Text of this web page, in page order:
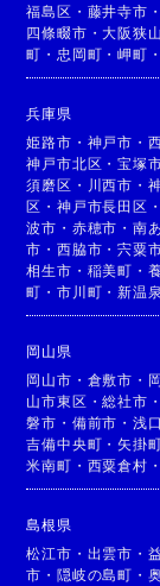
福島区 ・ 藤井寺市 ・
四條畷市 ・大阪狭
町 ・ 忠岡町 ・岬町 ・
兵庫県
姫路市 ・ 神戸市 ・
神戸市北区 ・宝塚
須磨区 ・ 川西市 ・
区 ・神戸市長田区 ・
波市 ・ 赤穂市 ・南
市 ・西脇市 ・宍粟
相生市 ・ 稲美町 ・
町 ・市川町 ・新温
岡山県
岡山市 ・ 倉敷市 ・
山市東区 ・総社市 ・
磐市 ・ 備前市 ・浅
吉備中央町 ・矢掛
米南町 ・ 西粟倉村 ・
島根県
松江市 ・ 出雲市 ・
市 ・隠岐の島町 ・